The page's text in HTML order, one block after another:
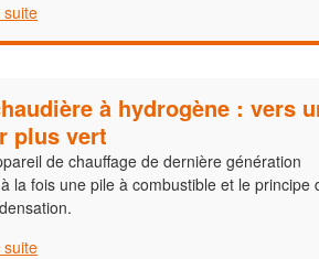
suite
à hydrogène : vers
plus vert
de chauffage de dernière génération
la fois une pile à combustible et le principe
suite